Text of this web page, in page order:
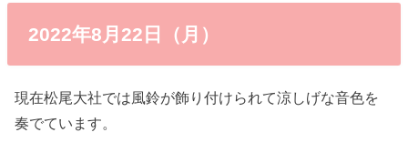
2022年8月22日（月）
現在松尾大社では風鈴が飾り付けられて涼しげな音色を
奏でています。